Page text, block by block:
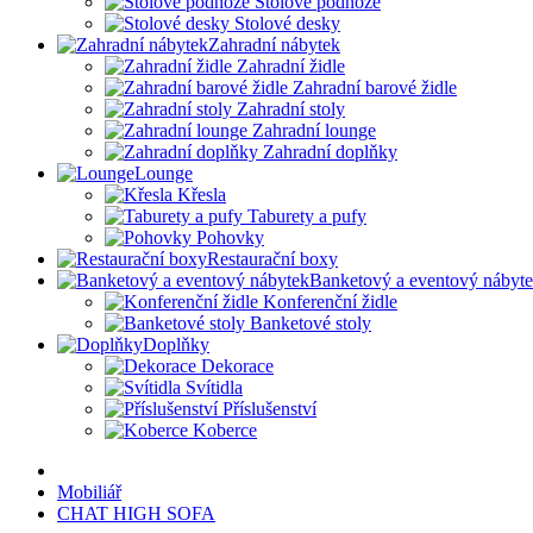
Stolové desky
Zahradní nábytek
Zahradní židle
Zahradní barové židle
Zahradní stoly
Zahradní lounge
Zahradní doplňky
Lounge
Křesla
Taburety a pufy
Pohovky
Restaurační boxy
Banketový a eventový
Konferenční židle
Banketové stoly
Doplňky
Dekorace
Svítidla
Příslušenství
Koberce
Mobiliář
CHAT HIGH SOFA